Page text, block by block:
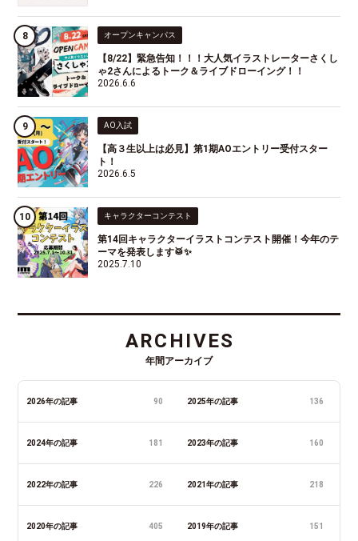
オープンキャンパス
【8/22】緊急告知！！！大人気イラストレーターさくし
ゃ2さんによるトーク＆ライブドローイング！！
2026.6.6
AO入試
【高３生以上は必見】第1期AOエントリー受付スター
ト！
2026.6.5
キャラクターコンテスト
第14回キャラクターイラストコンテスト開催！今年のテ
ーマを発表します🥁✨
2025.7.10
ARCHIVES
年間アーカイブ
2026年の記事 90 2025年の記事 136
2024年の記事 181 2023年の記事 160
2022年の記事 226 2021年の記事 218
2020年の記事 405 2019年の記事 151